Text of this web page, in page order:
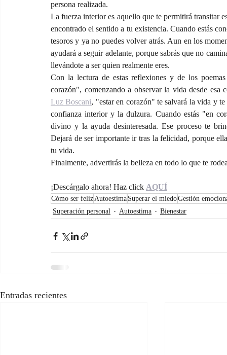
persona realizada.
La fuerza interior es aquello que te permitirá transitar
encontrado el sentido a tu existencia. Cuando estás
tesoros y ya no puedes volver atrás. Aun en los
ayudará a seguir adelante, porque sabrás que no
llevándote a ser quien realmente eres.
Con la lectura de estas reflexiones y de los
Luz Boscani, "estar en corazón" te salvará la vida y
confianza interior y la dulzura. Cuando estás "en
divino y la ayuda desinteresada. Ese proceso te
Dejará de ser importante ir tras la felicidad, porque
tu vida.
Finalmente, advertirás la belleza en todo lo que te
¡Descárgalo ahora! Haz click AQUÍ
Cómo ser felizAutoestima Superar el miedoGestión
Superación personal
Autoestima Bienestar
Entradas recientes